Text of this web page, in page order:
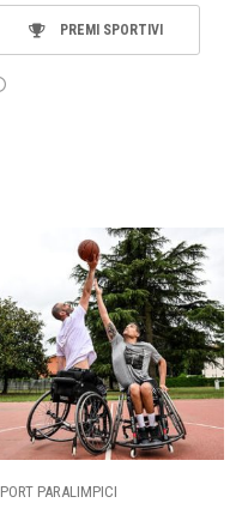
PREMI SPORTIVI